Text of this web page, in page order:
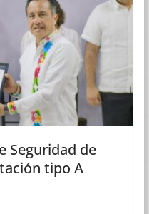
Seguridad de
tipo A